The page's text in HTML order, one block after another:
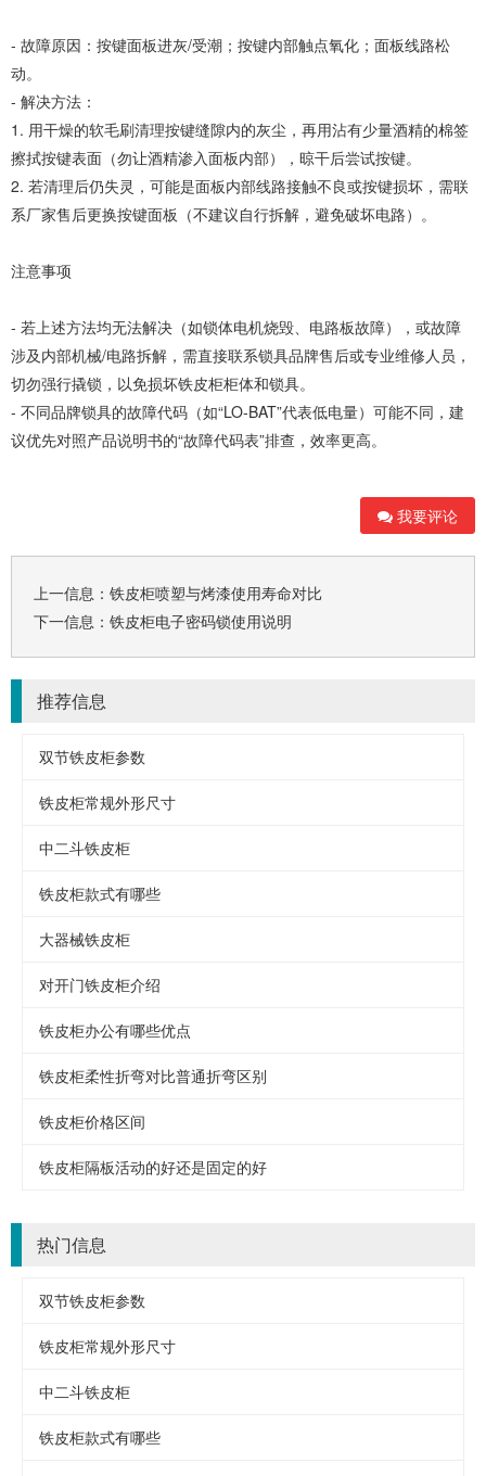
- 故障原因：按键面板进灰/受潮；按键内部触点氧化；面板线路松
动。
- 解决方法：
1. 用干燥的软毛刷清理按键缝隙内的灰尘，再用沾有少量酒精的棉签
擦拭按键表面（勿让酒精渗入面板内部），晾干后尝试按键。
2. 若清理后仍失灵，可能是面板内部线路接触不良或按键损坏，需联
系厂家售后更换按键面板（不建议自行拆解，避免破坏电路）。
注意事项
- 若上述方法均无法解决（如锁体电机烧毁、电路板故障），或故障
涉及内部机械/电路拆解，需直接联系锁具品牌售后或专业维修人员，
切勿强行撬锁，以免损坏铁皮柜柜体和锁具。
- 不同品牌锁具的故障代码（如“LO-BAT”代表低电量）可能不同，建
议优先对照产品说明书的“故障代码表”排查，效率更高。
我要评论
上一信息： 铁皮柜喷塑与烤漆使用寿命对比
下一信息： 铁皮柜电子密码锁使用说明
推荐信息
双节铁皮柜参数
铁皮柜常规外形尺寸
中二斗铁皮柜
铁皮柜款式有哪些
大器械铁皮柜
对开门铁皮柜介绍
铁皮柜办公有哪些优点
铁皮柜柔性折弯对比普通折弯区别
铁皮柜价格区间
铁皮柜隔板活动的好还是固定的好
热门信息
双节铁皮柜参数
铁皮柜常规外形尺寸
中二斗铁皮柜
铁皮柜款式有哪些